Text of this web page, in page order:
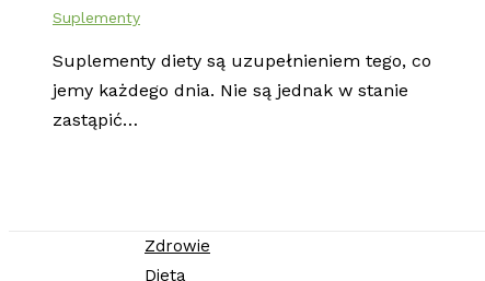
Suplementy
Suplementy diety są uzupełnieniem tego, co
jemy każdego dnia. Nie są jednak w stanie
zastąpić…
Zdrowie
Dieta